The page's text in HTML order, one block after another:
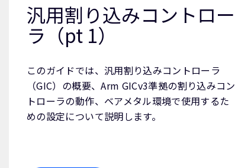
汎用割り込みコントロー
ラ（pt 1）
このガイドでは、汎用割り込みコントローラ
（GIC）の概要、Arm GICv3準拠の割り込みコン
トローラの動作、ベアメタル環境で使用するた
めの設定について説明します。